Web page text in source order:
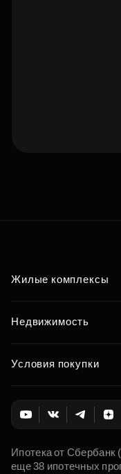
Жилые комплексы
Недвижимость
Условия покупки
Ипотека от Сбербанк
еще 38 ипотечных